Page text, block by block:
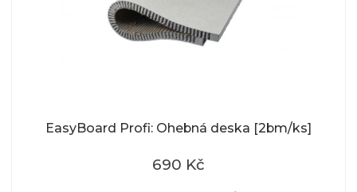
EasyBoard Profi: Ohebná deska [2bm/ks]
690 Kč